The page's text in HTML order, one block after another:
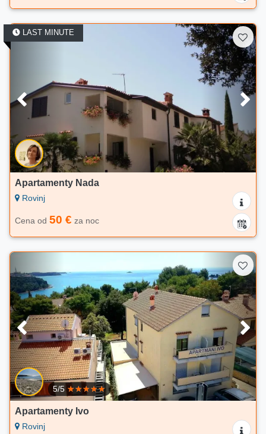
LAST MINUTE
Apartamenty Nada
Rovinj
Cena od 50 € za noc
5/5
Apartamenty Ivo
Rovinj